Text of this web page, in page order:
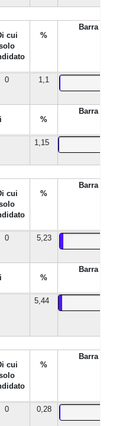
cui
%
Barra %
0 1,1
%
Barra %
1,15
cui
%
Barra %
0 5,23
%
Barra %
5,44
cui
%
Barra %
0 0,28